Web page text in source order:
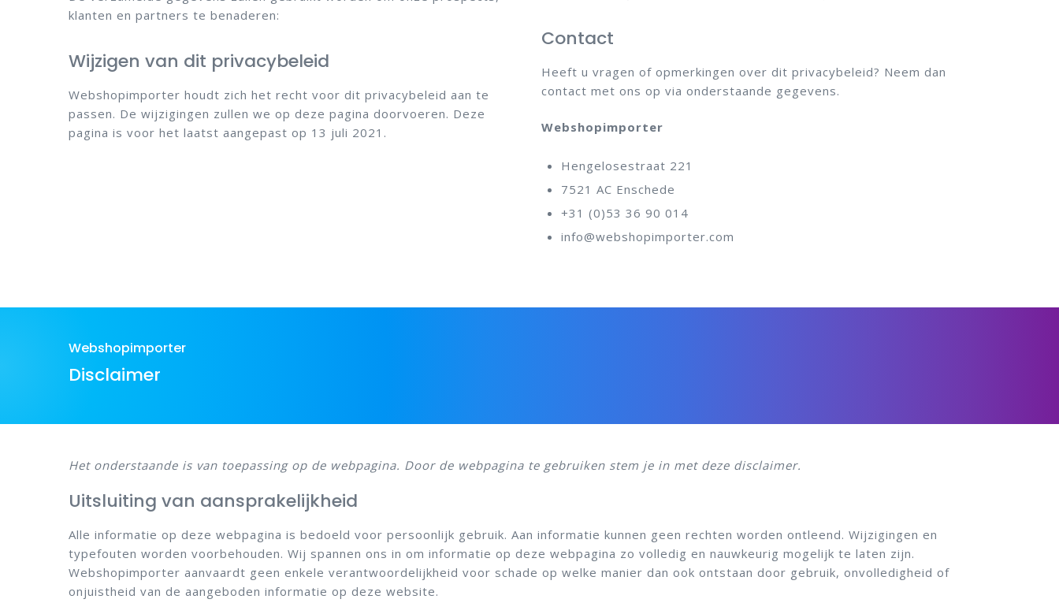
klanten en partners te benaderen:
Wijzigen van dit privacybeleid
Webshopimporter houdt zich het recht voor dit privacybeleid aan te
passen. De wijzigingen zullen we op deze pagina doorvoeren. Deze
pagina is voor het laatst aangepast op 13 juli 2021.
Contact
Heeft u vragen of opmerkingen over dit privacybeleid? Neem dan
contact met ons op via onderstaande gegevens.
Webshopimporter
Hengelosestraat 221
7521 AC Enschede
+31 (0)53 36 90 014
info@webshopimporter.com
Webshopimporter
Disclaimer
Het onderstaande is van toepassing op de webpagina. Door de webpagina te gebruiken stem je in met deze disclaimer.
Uitsluiting van aansprakelijkheid
Alle informatie op deze webpagina is bedoeld voor persoonlijk gebruik. Aan informatie kunnen geen rechten worden ontleend. Wijzigingen en
typefouten worden voorbehouden. Wij spannen ons in om informatie op deze webpagina zo volledig en nauwkeurig mogelijk te laten zijn.
Webshopimporter aanvaardt geen enkele verantwoordelijkheid voor schade op welke manier dan ook ontstaan door gebruik, onvolledigheid of
onjuistheid van de aangeboden informatie op deze website.